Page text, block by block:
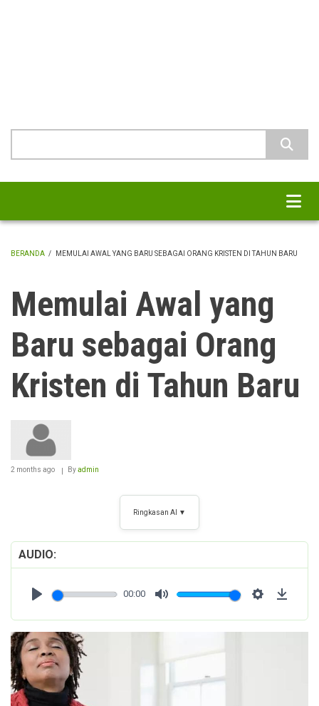
BERANDA / MEMULAI AWAL YANG BARU SEBAGAI ORANG KRISTEN DI TAHUN BARU
Memulai Awal yang
Baru sebagai Orang
Kristen di Tahun Baru
2 months ago Byadmin
Ringkasan AI ▼
AUDIO
00:00